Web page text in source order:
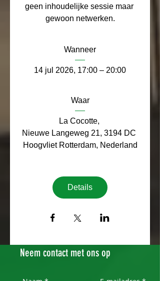
geen inhoudelijke sessie maar
gewoon netwerken.
Wanneer
14 jul 2026, 17:00 – 20:00
Waar
La Cocotte,
Nieuwe Langeweg 21, 3194 DC
Hoogvliet Rotterdam, Nederland
Details
Neem contact met ons op